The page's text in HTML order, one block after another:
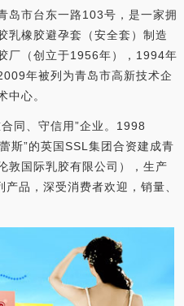
岛市台东一路103号，是一家拥
乳橡胶避孕套（安全套）制造
厂（创立于1956年），1994年
年被列为青岛市高新技术企
中心。
同、守信用”企业。1998
斯”的英国SSL集团合资建成青
敦国际乳胶有限公司），生产
品，深受消费者欢迎，销量、